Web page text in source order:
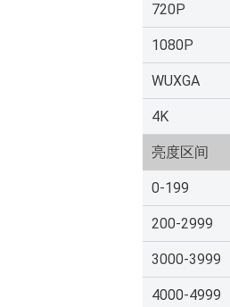
720P
1080P
WUXGA
4K
亮度区间
0-199
200-2999
3000-3999
4000-4999